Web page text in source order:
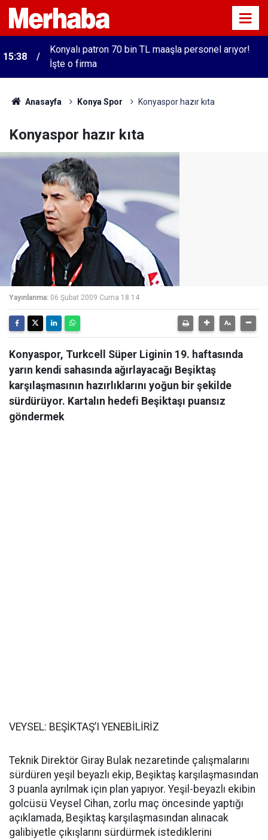
15:38
Konyalı patron 70 bin TL maaşla personel arıyor!
İşte o firma
Anasayfa Konya Spor Konyaspor hazır kıta
Konyaspor hazır kıta
Yayınlanma: 06 Şubat 2009 Cuma 18:14
Konyaspor, Turkcell Süper Liginin 19. haftasında
yarın kendi sahasında ağırlayacağı Beşiktaş
karşılaşmasının hazırlıklarını yoğun bir şekilde
sürdürüyor. Kartalın hedefi Beşiktaşı puansız
göndermek
VEYSEL: BEŞİKTAŞ’I YENEBİLİRİZ
Teknik Direktör Giray Bulak nezaretinde çalışmalarını
sürdüren yeşil beyazlı ekip, Beşiktaş karşılaşmasından
3 puanla ayrılmak için plan yapıyor. Yeşil-beyazlı ekibin
golcüsü Veysel Cihan, zorlu maç öncesinde yaptığı
açıklamada, Beşiktaş karşılaşmasından alınacak
galibiyetle çıkışlarını sürdürmek istediklerini